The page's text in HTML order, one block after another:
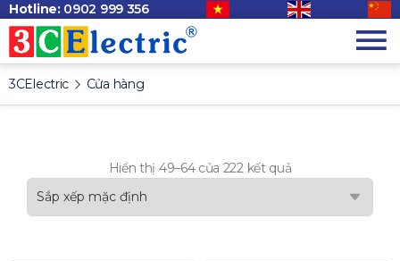
Hotline: 0902 999 356
3CElectric Cửa hàng
Hiển thị 49–64 của 222 kết quả